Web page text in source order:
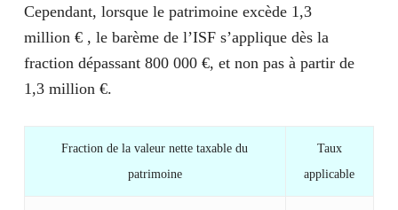
Cependant, lorsque le patrimoine excède 1,3
million € , le barème de l’ISFs’applique dès la
fraction dépassant 800 000 €, et non pas à partir de
1,3 million €.
Fraction de la valeur nette taxable du
patrimoine
Taux
applicable